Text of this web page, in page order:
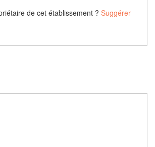
de cet établissement ? Suggérer